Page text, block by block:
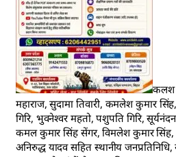
कलश
महाराज, सुदामा तिवारी, कमलेश कुमार
गिरि, भुवनेश्वर महतो, पशुपति गिरि,
कमल कुमार सिंह सेंगर, विमलेश कुमार सिंह,
अनिरुद्ध यादव सहित स्थानीय